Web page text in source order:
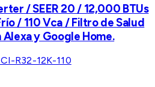
/ SEER 20 / 12,000 BTUs
/ 110 Vca / Filtro de Salud
y Google Home.
R32-12K-110